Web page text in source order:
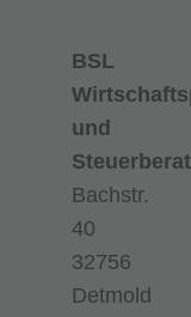
BSL
und
Bachstr.
40
32756
Detmold